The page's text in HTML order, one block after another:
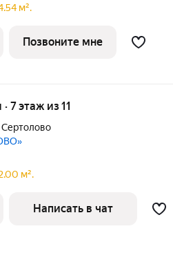
с доступной
м².
Позвоните мне
7 этаж из 11
м².
Написать в чат